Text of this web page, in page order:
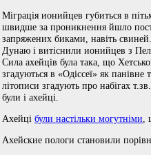
Міграція ионийцев губиться в
швидше за проникнення йшло
запряжених биками, навіть
Дунаю і витіснили ионийцев з
Сила ахейців була така, що
згадуються в «Одіссеї» як
літописи згадують про набігах
були і ахейці.
Ахейці були настільки могутніми
Ахейские пологи становили